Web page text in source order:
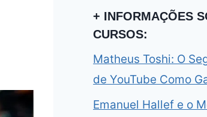
+ INFORMAÇÕES
CURSOS:
Matheus Toshi: O
de YouTube Como
Emanuel Hallef e o